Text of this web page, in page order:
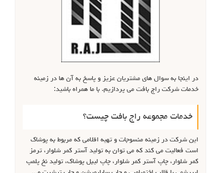
در اینجا به سوال های مشتریان عزیز و پاسخ به آن ها در زمینه
خدمات شرکت راج بافت می پردازیم. با ما همراه باشید:
خدمات مجموعه راج بافت چیست؟
این شرکت در زمینه منسوجات و تهیه اقلامی که مربوط به پوشاک
است فعالیت می کند که می توان به تولید آستر کمر شلوار، ترمز
کمر شلوار، چاپ آستر کمر شلوار، چاپ لیبل پوشاک، تولید نخ پلمپ